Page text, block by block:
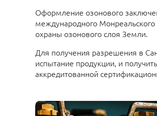
Оформление озонового
международного
охраны озонового слоя Земли.
Для получения разрешения в
испытание продукции, и
аккредитованной